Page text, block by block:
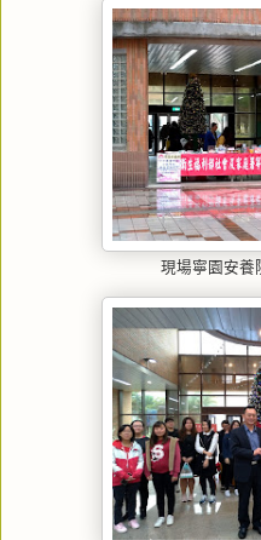
現場寧園安養